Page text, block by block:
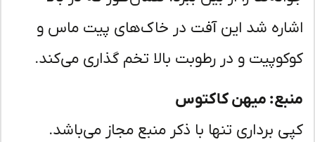
شد این آفت در خاک‌های پیت ماس و
و در رطوبت بالا تخم گذاری می‌کند.
میهن کاکتوس
برداری تنها با ذکر منبع مجاز می‌باشد.